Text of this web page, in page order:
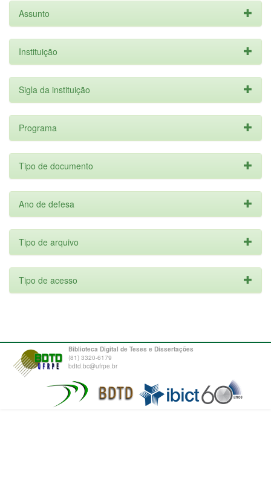
Assunto
Instituição
Sigla da instituição
Programa
Tipo de documento
Ano de defesa
Tipo de arquivo
Tipo de acesso
Biblioteca Digital de Teses e Dissertações
(81) 3320-6179
bdtd.bc@ufrpe.br